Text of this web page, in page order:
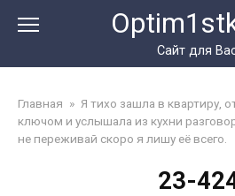
Сайт для
Главная » Я тихо зашла в квартиру,
ключом и услышала из кухни
не переживай скоро я лишу её всего.
23-